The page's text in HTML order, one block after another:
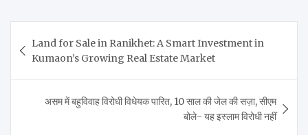
navigation
Land for Sale in Ranikhet: A Smart Investment in
Kumaon’s Growing Real Estate Market
असम में बहुविवाह विरोधी विधेयक पारित, 10 साल की जेल की सज़ा, सीएम
बोले- यह इस्लाम विरोधी नहीं